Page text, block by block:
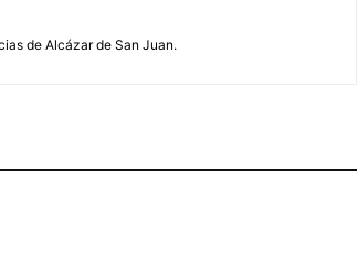
de Alcázar de San Juan.